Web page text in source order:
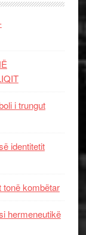
i trungut
identitetit
tonë kombëtar
hermeneutikë